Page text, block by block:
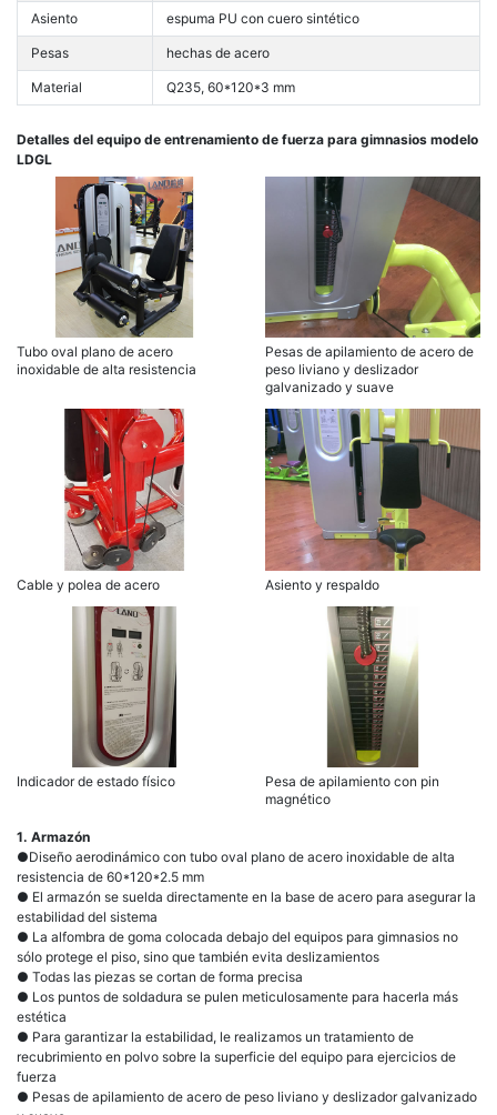
Asiento espuma PU con cuero sintético
Pesas hechas de acero
Material Q235, 60*120*3 mm
Detalles del equipo de entrenamiento de fuerza para gimnasios modelo
LDGL
Tubo oval plano de acero
inoxidable de alta resistencia
Pesas de apilamiento de acero de
peso liviano y deslizador
galvanizado y suave
Cable y polea de acero Asiento y respaldo
Indicador de estado físico
Pesa de apilamiento con pin
magnético
1. Armazón
●Diseño aerodinámico con tubo oval plano de acero inoxidable de alta
resistencia de 60*120*2.5 mm
● El armazón se suelda directamente en la base de acero para asegurar la
estabilidad del sistema
● La alfombra de goma colocada debajo del equipos para gimnasios no
sólo protege el piso, sino que también evita deslizamientos
● Todas las piezas se cortan de forma precisa
● Los puntos de soldadura se pulen meticulosamente para hacerla más
estética
● Para garantizar la estabilidad, le realizamos un tratamiento de
recubrimiento en polvo sobre la superficie del equipo para ejercicios de
fuerza
● Pesas de apilamiento de acero de peso liviano y deslizador galvanizado